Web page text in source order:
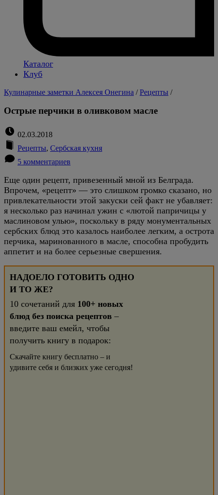
Каталог
Клуб
Кулинарные заметки Алексея Онегина /Рецепты /
Острые перчики в оливковом масле
02.03.2018
Рецепты, Сербская кухня
5 комментариев
Еще один рецепт, привезенный мной из Белграда.
Впрочем, «рецепт» — это слишком громко сказано, но
привлекательности этой закуски сей факт не убавляет:
я несколько раз начинал ужин с «лютой папричицы у
маслиновом улью», поскольку в ряду монументальных
сербских блюд это казалось наиболее легким, а острота
перчика, маринованного в масле, способна пробудить
аппетит и на более серьезные свершения.
НАДОЕЛО ГОТОВИТЬ ОДНО
И ТО ЖЕ?
10 сочетаний для 100+ новых
блюд без поиска рецептов –
введите ваш емейл, чтобы
получить книгу в подарок:
Скачайте книгу бесплатно – и
удивите себя и близких уже сегодня!